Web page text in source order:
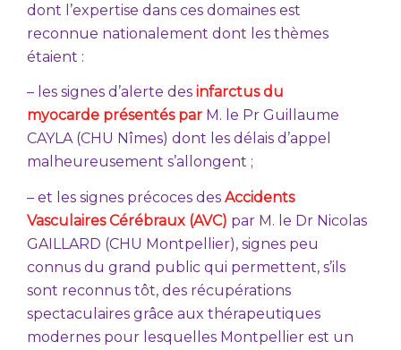
dont l’expertise dans ces domaines est
reconnue nationalement dont les thèmes
étaient :
– les signes d’alerte des infarctus du
myocarde présentés par M. le Pr Guillaume
CAYLA (CHU Nîmes) dont les délais d’appel
malheureusement s’allongent ;
– et les signes précoces des Accidents
Vasculaires Cérébraux (AVC) par M. le Dr Nicolas
GAILLARD (CHU Montpellier), signes peu
connus du grand public qui permettent, s’ils
sont reconnus tôt, des récupérations
spectaculaires grâce aux thérapeutiques
modernes pour lesquelles Montpellier est un